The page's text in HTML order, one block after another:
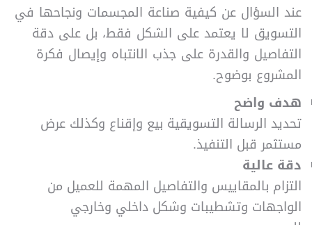
عند السؤال عن كيفية صناعة المجسمات ونجاحها في
التسويق لا يعتمد على الشكل فقط، بل على دقة
التفاصيل والقدرة على جذب الانتباه وإيصال فكرة
المشروع بوضوح.
هدف واضح
تحديد الرسالة التسويقية بيع وإقناع وكذلك عرض
مستثمر قبل التنفيذ.
دقة عالية
التزام بالمقاييس والتفاصيل المهمة للعميل من
الواجهات وتشطيبات وشكل داخلي وخارجي